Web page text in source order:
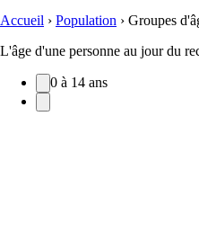
Accueil › Population › Groupes
L'âge d'une personne au jour du
0 à 14 ans